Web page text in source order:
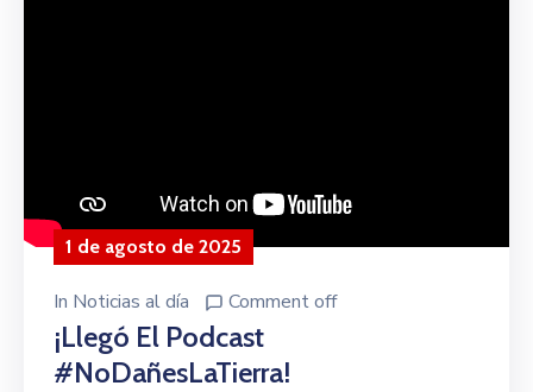
1 de agosto de 2025
In Noticias al día Comment off
¡Llegó El Podcast
#NoDañesLaTierra!